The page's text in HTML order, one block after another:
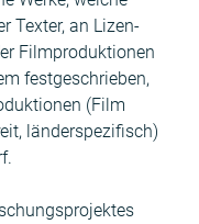
Tex­ter, an Lizen­
Film­pro­duk­tio­nen
fest­geschrieben,
(Film
län­der­spez­i­fisch)